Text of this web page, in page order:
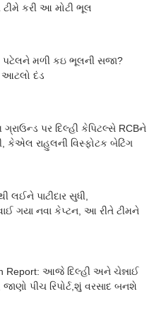
ટીમે કરી આ મોટી ભૂલ
પટેલને મળી કઇ ભૂલની સજા?
આટલો દંડ
ગ્રાઉન્ડ પર દિલ્હી કેપિટલ્સે RCBને
કેએલ રાહુલની વિસ્ફોટક બેટિંગ
લઈને પાટીદાર સુધી,
ગયા નવા કેપ્ટન, આ રીતે ટીમને
Report: આજે દિલ્હી અને ચેન્નાઈ
પીચ રિપોર્ટ,શું વરસાદ બનશે